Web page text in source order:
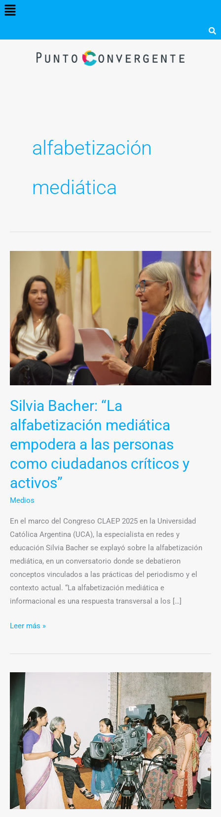
Menú
alfabetización
mediática
Silvia Bacher: “La
alfabetización mediática
empodera a las personas
como ciudadanos críticos y
activos”
Medios
En el marco del Congreso CLAEP 2025 en la Universidad
Católica Argentina (UCA), la especialista en redes y
educación Silvia Bacher se explayó sobre la alfabetización
mediática, en un conversatorio donde se debatieron
conceptos vinculados a las prácticas del periodismo y el
contexto actual. “La alfabetización mediática e
informacional es una respuesta transversal a los […]
alfabetización
mediática
empodera
a
las
personas
como
críticos
activos”
Leer más »
Anubhuti
Yadav,
profesora
que
creó
clubes
en
India
para
enseñar